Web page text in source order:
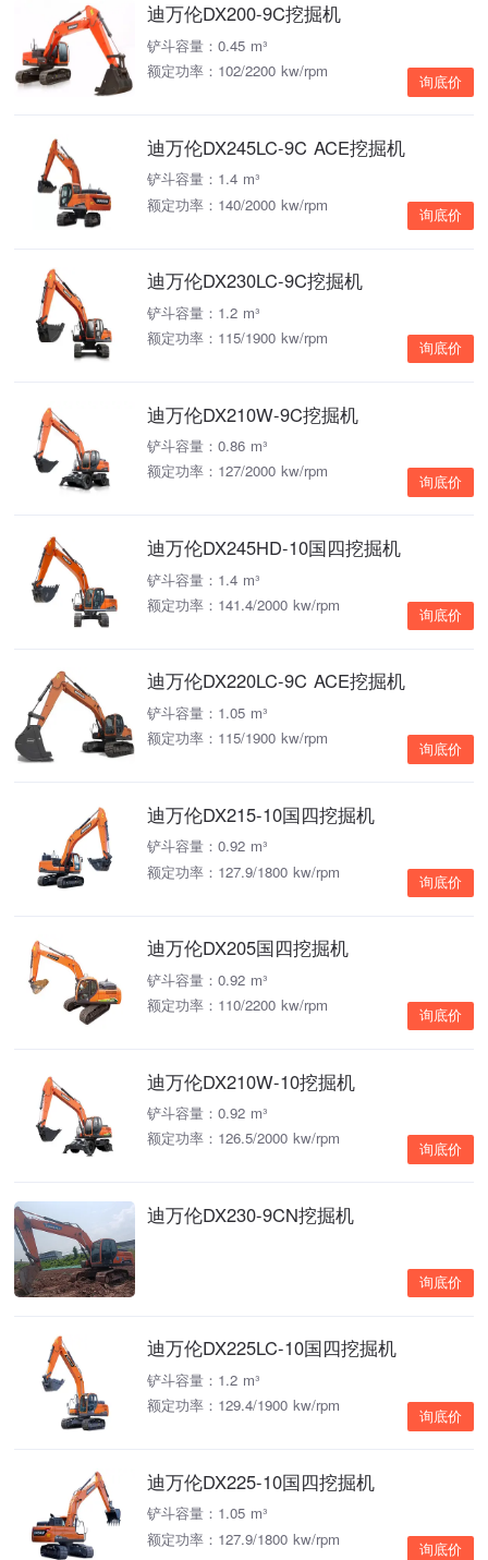
迪万伦DX200-9C挖掘机
铲斗容量：0.45 m³
额定功率：102/2200 kw/rpm
询底价
迪万伦DX245LC-9C ACE挖掘机
铲斗容量：1.4 m³
额定功率：140/2000 kw/rpm
询底价
迪万伦DX230LC-9C挖掘机
铲斗容量：1.2 m³
额定功率：115/1900 kw/rpm
询底价
迪万伦DX210W-9C挖掘机
铲斗容量：0.86 m³
额定功率：127/2000 kw/rpm
询底价
迪万伦DX245HD-10国四挖掘机
铲斗容量：1.4 m³
额定功率：141.4/2000 kw/rpm
询底价
迪万伦DX220LC-9C ACE挖掘机
铲斗容量：1.05 m³
额定功率：115/1900 kw/rpm
询底价
迪万伦DX215-10国四挖掘机
铲斗容量：0.92 m³
额定功率：127.9/1800 kw/rpm
询底价
迪万伦DX205国四挖掘机
铲斗容量：0.92 m³
额定功率：110/2200 kw/rpm
询底价
迪万伦DX210W-10挖掘机
铲斗容量：0.92 m³
额定功率：126.5/2000 kw/rpm
询底价
迪万伦DX230-9CN挖掘机
询底价
迪万伦DX225LC-10国四挖掘机
铲斗容量：1.2 m³
额定功率：129.4/1900 kw/rpm
询底价
迪万伦DX225-10国四挖掘机
铲斗容量：1.05 m³
额定功率：127.9/1800 kw/rpm
询底价